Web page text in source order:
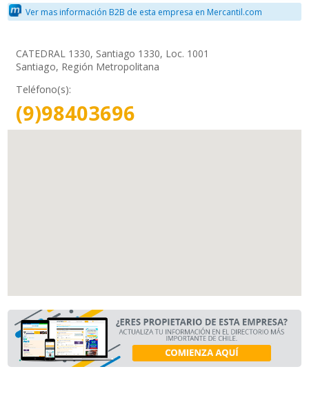
Ver mas información B2B de esta empresa en Mercantil.com
CATEDRAL 1330, Santiago 1330, Loc. 1001
Santiago, Región Metropolitana
Teléfono(s):
(9)98403696